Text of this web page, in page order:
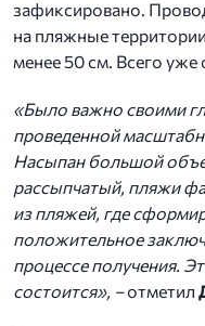
зафиксировано.
на пляжные
менее 50 см. Всего
​«Было важно своими
проведенной
Насыпан большой
рассыпчатый, пляжи
из пляжей, где
положительное
процессе получения.
состоится», –отметил